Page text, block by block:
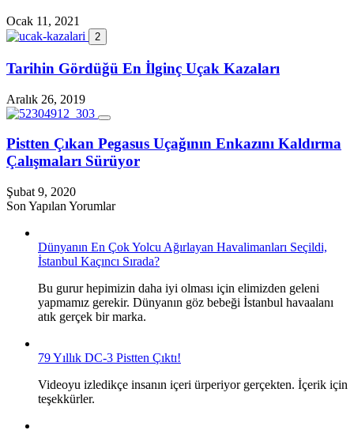
Ocak 11, 2021
2
Tarihin Gördüğü En İlginç Uçak Kazaları
Aralık 26, 2019
Pistten Çıkan Pegasus Uçağının Enkazını Kaldırma
Çalışmaları Sürüyor
Şubat 9, 2020
Son Yapılan Yorumlar
Dünyanın En Çok Yolcu Ağırlayan Havalimanları Seçildi,
İstanbul Kaçıncı Sırada?
Bu gurur hepimizin daha iyi olması için elimizden geleni
yapmamız gerekir. Dünyanın göz bebeği İstanbul havaalanı
atık gerçek bir marka.
79 Yıllık DC-3 Pistten Çıktı!
Videoyu izledikçe insanın içeri ürperiyor gerçekten. İçerik için
teşekkürler.